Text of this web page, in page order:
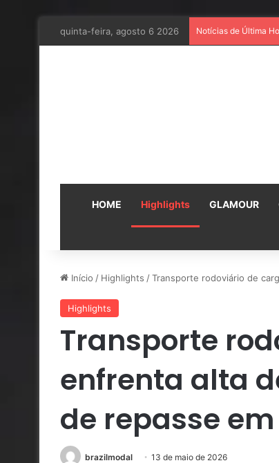
quinta-feira, agosto 6 2026 Notícias de Última
HOME Highlights GLAMOUR
Início / Highlights /Transporte rodoviário de
Highlights
Transporte
enfrenta alta
de repasse em
brazilmodal 13 de maio de 2026